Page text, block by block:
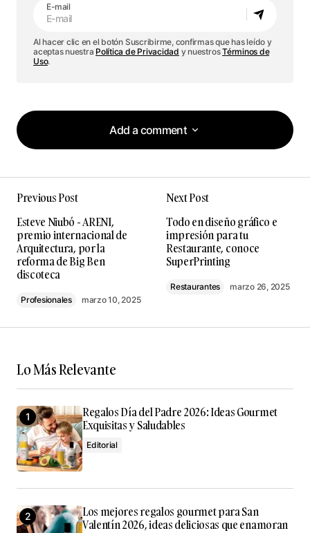
E-mail
Al hacer clic en el botón Suscribirme, confirmas que has leído y
aceptas nuestra Política de Privacidad y nuestrosTérminos de
Uso.
Add a comment
Add a comment
publicada. Los campos obligatorios están
marcados con*
Comment
Your Name
Your E-mail
Guarda mi nombre, correo electrónico y web en este
navegador para la próxima vez que comente.
Previous Post
Esteve Niubó - ARENI,
premio internacional de
Arquitectura, por la
reforma de Big Ben
discoteca
Profesionales marzo 10, 2025
Next Post
Todo en diseño gráfico e
impresión para tu
Restaurante, conoce
SuperPrinting
Restaurantes marzo 26, 2025
Lo Más Relevante
Regalos Día del Padre 2026: Ideas Gourmet
Exquisitas y Saludables
Editorial
Los mejores regalos gourmet para San
Valentín 2026, ideas deliciosas que enamoran